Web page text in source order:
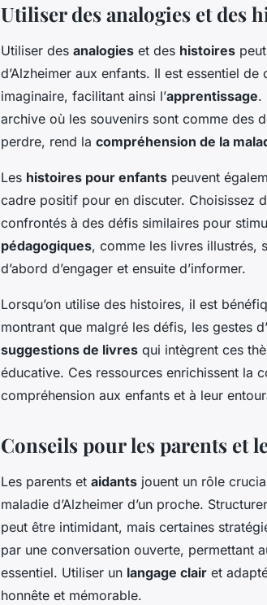
Utiliser des analogies et des
Utiliser des analogies et des histoires
d’Alzheimer aux enfants. Il est essentiel
imaginaire, facilitant ainsi l’apprentissage.
archive où les souvenirs sont comme des
perdre, rend la compréhension de la
Les histoires pour enfants peuvent
cadre positif pour en discuter. Choisissez
confrontés à des défis similaires pour
pédagogiques, comme les livres illustrés,
d’abord d’engager et ensuite d’informer.
Lorsqu’on utilise des histoires, il est
montrant que malgré les défis, les gestes
suggestions de livres qui intègrent ces
éducative. Ces ressources enrichissent la
compréhension aux enfants et à leur
Conseils pour les parents et
Les parents et aidants jouent un rôle
maladie d’Alzheimer d’un proche.
peut être intimidant, mais certaines
par une conversation ouverte, permettant
essentiel. Utiliser un langage clair et
honnête et mémorable.